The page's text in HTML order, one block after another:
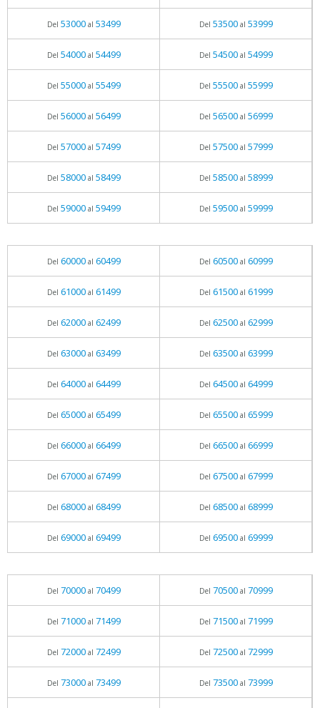
Del 53000al 53499 Del 53500al 53999
Del 54000al 54499 Del 54500al 54999
Del 55000al 55499 Del 55500al 55999
Del 56000al 56499 Del 56500al 56999
Del 57000al 57499 Del 57500al 57999
Del 58000al 58499 Del 58500al 58999
Del 59000al 59499 Del 59500al 59999
Del 60000al 60499 Del 60500al 60999
Del 61000al 61499 Del 61500al 61999
Del 62000al 62499 Del 62500al 62999
Del 63000al 63499 Del 63500al 63999
Del 64000al 64499 Del 64500al 64999
Del 65000al 65499 Del 65500al 65999
Del 66000al 66499 Del 66500al 66999
Del 67000al 67499 Del 67500al 67999
Del 68000al 68499 Del 68500al 68999
Del 69000al 69499 Del 69500al 69999
Del 70000al 70499 Del 70500al 70999
Del 71000al 71499 Del 71500al 71999
Del 72000al 72499 Del 72500al 72999
Del 73000al 73499 Del 73500al 73999